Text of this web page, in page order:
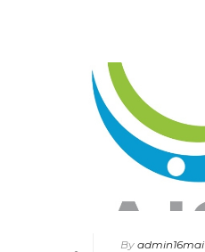
By admin16mai